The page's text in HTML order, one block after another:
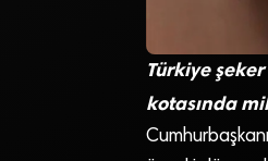
Türkiye
kotasında